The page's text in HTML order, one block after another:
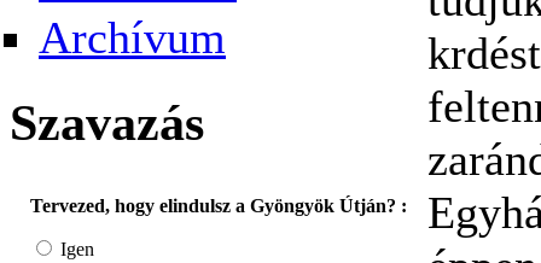
Archívum
Szavazás
Tervezed, hogy elindulsz a Gyöngyök Útján? :
Igen